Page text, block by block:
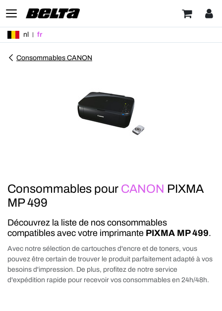
nl fr
Consommables CANON
Consommables pour CANON PIXMA
MP 499
Découvrez la liste de nos consommables
compatibles avec votre imprimante PIXMA MP 499.
Avec notre sélection de cartouches d'encre et de toners, vous
pouvez être certain de trouver le produit parfaitement adapté à vos
besoins d'impression. De plus, profitez de notre service
d'expédition rapide pour recevoir vos consommables en 24h/48h.